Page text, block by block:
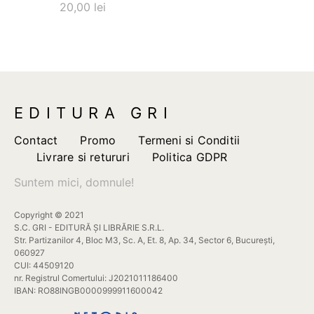
are
fi
alese
în
pagina
20,00 lei
EDITURA GRI
Contact Promo
Termeni si Conditii
Livrare si retururi
Politica GDPR
Suntem mici, domnule!
Copyright © 2021
S.C. GRI - EDITURĂ ȘI LIBRĂRIE S.R.L.
Str. Partizanilor 4, Bloc M3, Sc. A, Et. 8, Ap. 34, Sector 6, București,
060927
CUI: 44509120
nr. Registrul Comertului: J2021011186400
IBAN: RO88INGB0000999911600042